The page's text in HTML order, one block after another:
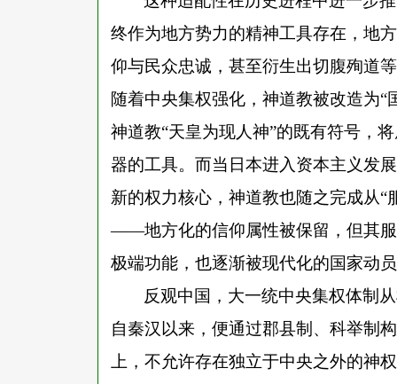
终作为地方势力的精神工具存在，地
仰与民众忠诚，甚至衍生出切腹殉道
随着中央集权强化，神道教被改造为“
神道教“天皇为现人神”的既有符号，
器的工具。而当日本进入资本主义发
新的权力核心，神道教也随之完成从“
——地方化的信仰属性被保留，但其服
极端功能，也逐渐被现代化的国家动
反观中国，大一统中央集权体制
自秦汉以来，便通过郡县制、科举制
上，不允许存在独立于中央之外的神